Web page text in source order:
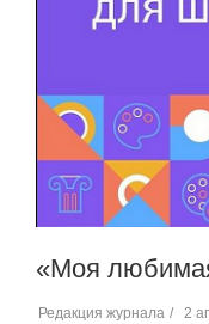
«Моя
Редакция журнала 2